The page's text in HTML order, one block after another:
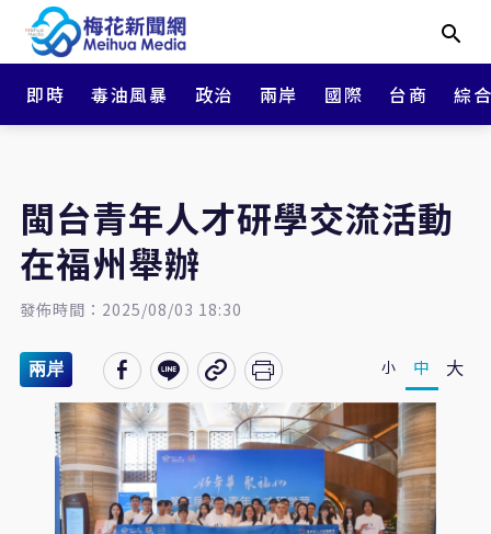
即時 毒油風暴 政治 兩岸 國際 台商 綜
閩台青年人才研學交流活動
在福州舉辦
發佈時間：2025/08/03 18:30
兩岸 小 中 大